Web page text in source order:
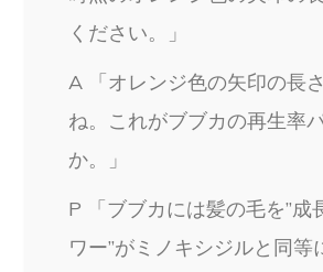
ください。」
A 「オレンジ色の矢印の長
ね。これがブブカの再生率
か。」
P 「ブブカには髪の毛を”成
ワー”がミノキシジルと同等